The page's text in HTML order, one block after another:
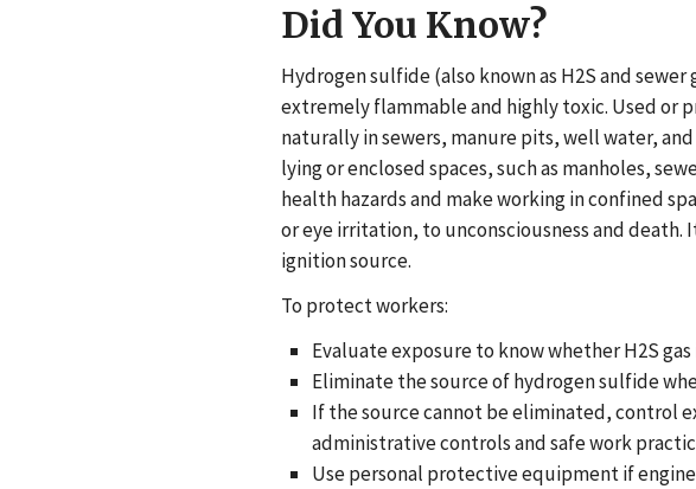
Did You Know?
Hydrogen sulfide (also known as H2S and
extremely flammable and highly toxic. Used or
naturally in sewers, manure pits, well water,
lying or enclosed spaces, such as manholes,
health hazards and make working in confined
or eye irritation, to unconsciousness and death.
ignition source.
To protect workers:
Evaluate exposure to know whether H2S
Eliminate the source of hydrogen sulfide
If the source cannot be eliminated, control
administrative controls and safe work
Use personal protective equipment if